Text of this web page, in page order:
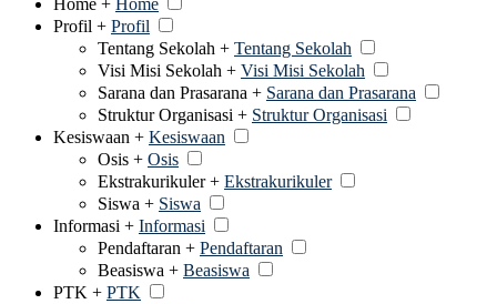
Home + Home
Profil + Profil
Tentang Sekolah + Tentang Sekolah
Visi Misi Sekolah + Visi Misi Sekolah
Sarana dan Prasarana + Sarana dan Prasarana
Struktur Organisasi + Struktur Organisasi
Kesiswaan + Kesiswaan
Osis + Osis
Ekstrakurikuler + Ekstrakurikuler
Siswa + Siswa
Informasi + Informasi
Pendaftaran + Pendaftaran
Beasiswa + Beasiswa
PTK + PTK